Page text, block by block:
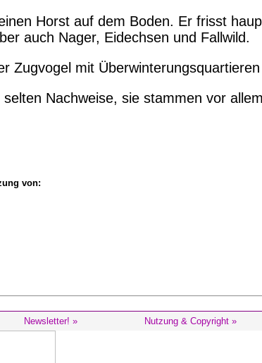
Horst auf dem Boden. Er frisst
auch Nager, Eidechsen und Fallwild.
Zugvogel mit
Nachweise, sie stammen vor
von:
Newsletter! » Nutzung & Copyright »